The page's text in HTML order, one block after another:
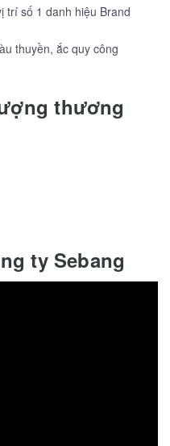
trí số 1 danh hiệu Brand
thuyền, ắc quy công
thương
ty Sebang